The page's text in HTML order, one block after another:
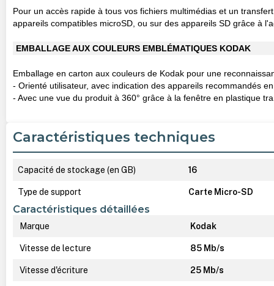
Pour un accès rapide à tous vos fichiers multimédias et un
appareils compatibles microSD, ou sur des appareils SD grâce à
EMBALLAGE AUX COULEURS EMBLÉMATIQUES KODAK
Emballage en carton aux couleurs de Kodak pour une
- Orienté utilisateur, avec indication des appareils recommandés
- Avec une vue du produit à 360° grâce à la fenêtre en plastique
Caractéristiques techniques
Capacité de stockage (en GB) 16
Type de support Carte Micro-SD
Caractéristiques détaillées
Marque Kodak
Vitesse de lecture 85 Mb/s
Vitesse d'écriture 25 Mb/s